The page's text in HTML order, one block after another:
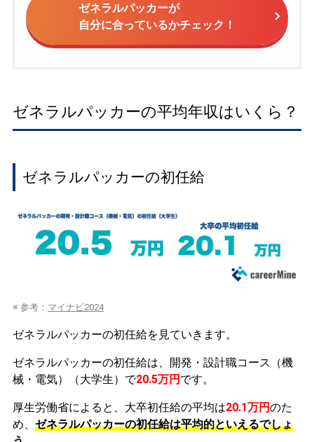
ゼネラルパッカーが
自分に合っているかチェック！
ゼネラルパッカーの平均年収はいくら？
ゼネラルパッカーの初任給
※ 参考： マイナビ2024
ゼネラルパッカーの初任給を見ていきます。
ゼネラルパッカーの初任給は、開発・設計職コース（機
械・電気）（大学生）で20.5万円 です。
厚生労働省によると、大卒初任給の平均は20.1万円のた
め、 ゼネラルパッカーの初任給は平均的といえるでしょ